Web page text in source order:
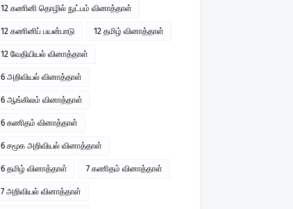
12 கணினி தொழில் நுட்பம் வினாத்தாள்
12 கணினிப் பயன்பாடு 12 தமிழ் வினாத்தாள்
12 வேதியியல் வினாத்தாள்
6 அறிவியல் வினாத்தாள்
6 ஆங்கிலம் வினாத்தாள்
6 கணிதம் வினாத்தாள்
6 சமூக அறிவியல் வினாத்தாள்
6 தமிழ் வினாத்தாள் 7 கணிதம் வினாத்தாள்
7 அறிவியல் வினாத்தாள்